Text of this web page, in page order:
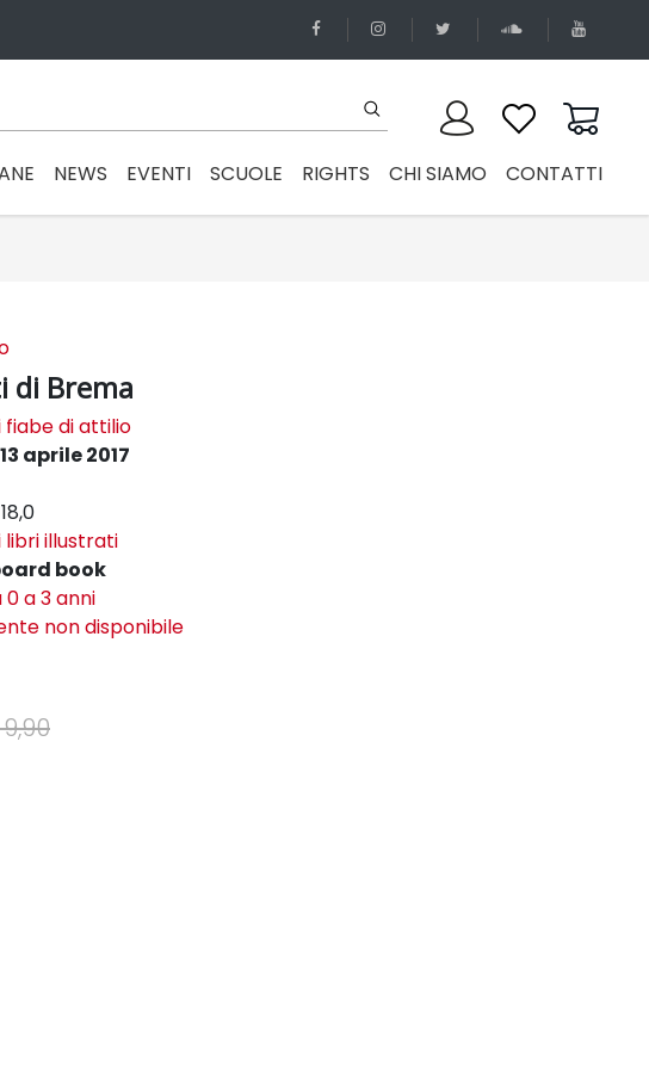
NEWS EVENTI SCUOLE RIGHTS CHI SIAMO CONTATTI
di Brema
fiabe di attilio
13 aprile 2017
libri illustrati
book
0 a 3 anni
non disponibile